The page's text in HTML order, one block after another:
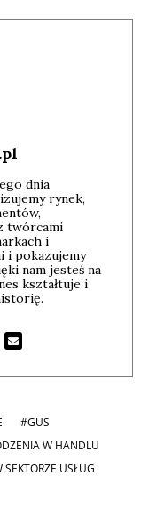
dnia
rynek,
twórcami
i
i pokazujemy
nam jesteś na
kształtuje i
#GUS
W HANDLU
USŁUG